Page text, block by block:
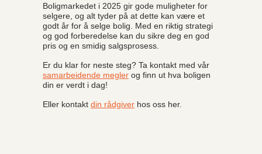
Boligmarkedet i 2025 gir gode muligheter for
selgere, og alt tyder på at dette kan være et
godt år for å selge bolig. Med en riktig strategi
og god forberedelse kan du sikre deg en god
pris og en smidig salgsprosess.
Er du klar for neste steg? Ta kontakt med vår
samarbeidende megler og finn ut hva boligen
din er verdt i dag!
Eller kontakt din rådgiver hos oss her.